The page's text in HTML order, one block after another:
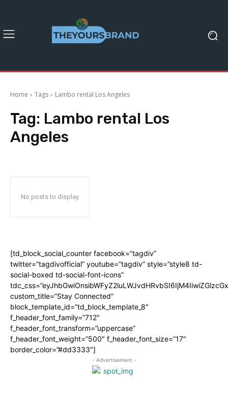
Home Tags Lambo rental Los Angeles
Tag: Lambo rental Los
Angeles
No posts to display
[td_block_social_counter facebook=”tagdiv”
twitter=”tagdivofficial” youtube=”tagdiv” style=”style8 td-
social-boxed td-social-font-icons”
custom_title=”Stay Connected”
block_template_id=”td_block_template_8″
f_header_font_family=”712″
f_header_font_transform=”uppercase”
f_header_font_weight=”500″ f_header_font_size=”17″
border_color=”#dd3333″]
- Advertisement -